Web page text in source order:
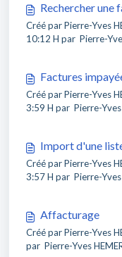
Rechercher une
Créé par Pierre-Yves
10:12 H par Pierre-
Factures
Créé par Pierre-Yves
3:59 H par Pierre-Yves
Import d'une
Créé par Pierre-Yves
3:57 H par Pierre-Yves
Affacturage
Créé par Pierre-Yves
par Pierre-Yves